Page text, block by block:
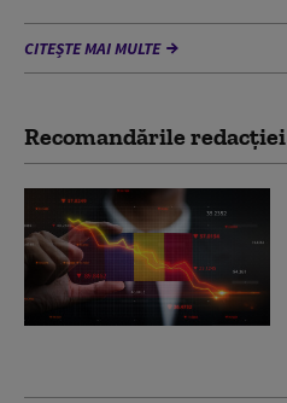
CITEȘTE MAI MULTE
Recomandările redacţiei